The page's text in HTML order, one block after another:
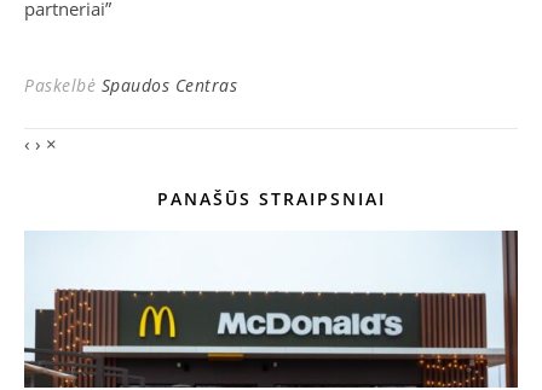
partneriai”
Paskelbė Spaudos Centras
‹ › ×
PANAŠŪS STRAIPSNIAI